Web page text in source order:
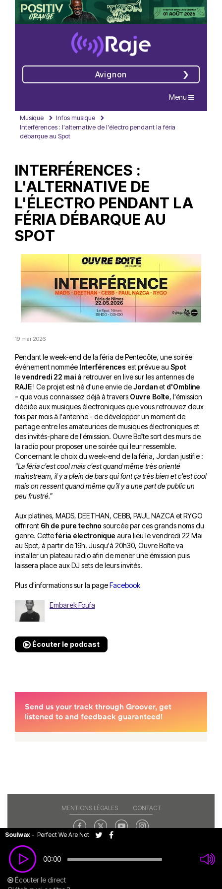
Avignon
Navigation
Menu
Musique
Infos musique
Interférences : l'alternative de l'électro pendant la féria
débarque au Spot
INTERFÉRENCES :
L'ALTERNATIVE DE
L'ÉLECTRO PENDANT LA
FÉRIA DÉBARQUE AU
SPOT
19 mai 2026
Pendant le week-end de la féria de Pentecôte, une soirée
événement nommée Interférences est prévue au Spot
levendredi 22 mai à retrouver en live sur les antennes de
RAJE! Ce projet est né d'une envie deJordanet d'Ombline
- que vous connaissez déjà à travers Ouvre Boîte, l'émission
dédiée aux musiques électroniques que vous retrouvez deux
fois par mois à l'antenne - de développer un moment de
partage entre les amateurices de musiques électroniques et
des invités-phare de l'émission. Ouvre Boîte sort des murs de
la radio pour proposer une soirée qui leur ressemble.
Concernant le choix du week-end de la féria, Jordan justifie :
"La féria c'est cool mais c'est quand même très orienté
mainstream, il y a plein de bars qui font ça très bien et c'est cool
mais on ressent quand même qu'il y a une part de public un
peu frustré."
Aux platines, MADS, DEETHAN, CEBB, PAUL NAZCA et RYGO
offriront 6h de pure techno sourcée par ces grands noms du
genre. Cetteféria électronique aura lieu le vendredi 22 Mai
au Spot, à partir de 19h. Jusqu'à 20h30, Ouvre Boîte va
installer un plateau radio afin de mener une émission puis
laissera place aux DJ sets de leurs invités.
Plus d'informations sur la pageFacebook
Embarek Foufa
Écouter le podcast
00:00
Soulwax - Perfect We Are Not
Écouter le direct
MENTIONS LÉGALES CONTACT